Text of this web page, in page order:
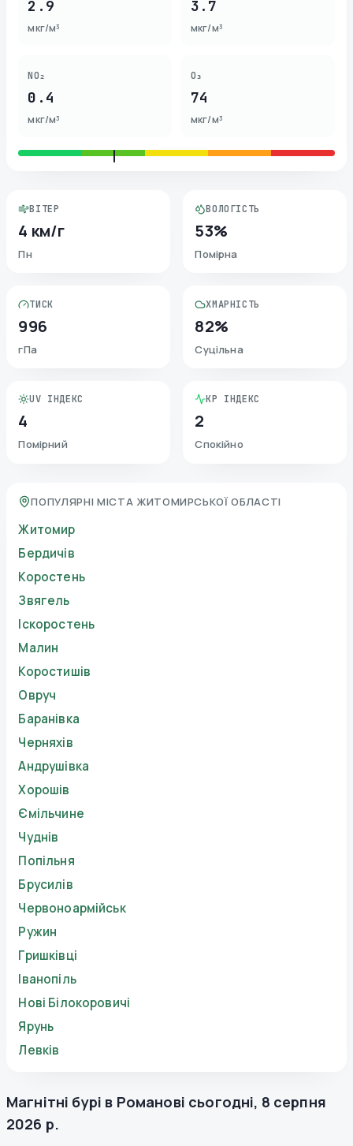
2.9
мкг/м³
3.7
мкг/м³
NO₂
0.4
мкг/м³
O₃
74
мкг/м³
ВІТЕР
4 км/г
Пн
ВОЛОГІСТЬ
53%
Помірна
ТИСК
996
гПа
ХМАРНІСТЬ
82%
Суцільна
UV ІНДЕКС
4
Помірний
KP ІНДЕКС
2
Спокійно
ПОПУЛЯРНІ МІСТА ЖИТОМИРСЬКОЇ ОБЛАСТІ
Житомир
Бердичів
Коростень
Звягель
Іскоростень
Малин
Коростишів
Овруч
Баранівка
Черняхів
Андрушівка
Хорошів
Ємільчине
Чуднів
Попільня
Брусилів
Червоноармійськ
Ружин
Гришківці
Іванопіль
Нові Білокоровичі
Ярунь
Левків
Магнітні бурі в Романові сьогодні, 8 серпня
2026 р.